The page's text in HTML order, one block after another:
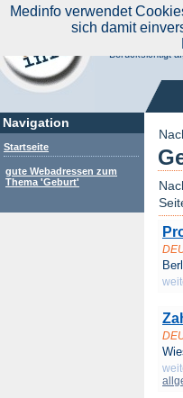
Navigation
Startseite
gute Webadressen zum
Thema 'Geburt'
Suchen Sie
Medinfo.de -
Berücksichtigt
Medinfo verwendet
sich damit